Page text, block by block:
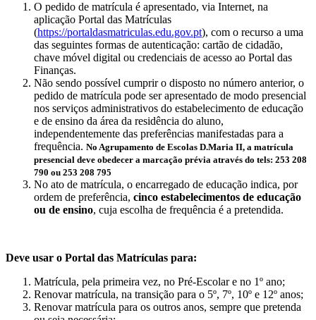
O pedido de matrícula é apresentado, via Internet, na
aplicação Portal das Matrículas
(https://portaldasmatriculas.edu.gov.pt), com o recurso a uma
das seguintes formas de autenticação: cartão de cidadão,
chave móvel digital ou credenciais de acesso ao Portal das
Finanças.
Não sendo possível cumprir o disposto no número anterior, o
pedido de matrícula pode ser apresentado de modo presencial
nos serviços administrativos do estabelecimento de educação
e de ensino da área da residência do aluno,
independentemente das preferências manifestadas para a
frequência. No Agrupamento de Escolas D.Maria II, a matrícula
presencial deve obedecer a marcação prévia através do tels: 253 208
790 ou 253 208 795
No ato de matrícula, o encarregado de educação indica, por
ordem de preferência, cinco estabelecimentos de educação
ou de ensino, cuja escolha de frequência é a pretendida.
Deve usar o Portal das Matrículas para:
Matrícula, pela primeira vez, no Pré-Escolar e no 1º ano;
Renovar matrícula, na transição para o 5º, 7º, 10º e 12º anos;
Renovar matrícula para os outros anos, sempre que pretenda